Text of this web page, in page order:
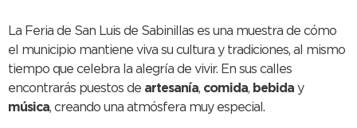
La Feria de San Luis de Sabinillas es una muestra de cómo
el municipio mantiene viva su cultura y tradiciones, al mismo
tiempo que celebra la alegría de vivir. En sus calles
encontrarás puestos de artesanía, comida, bebida y
música, creando una atmósfera muy especial.